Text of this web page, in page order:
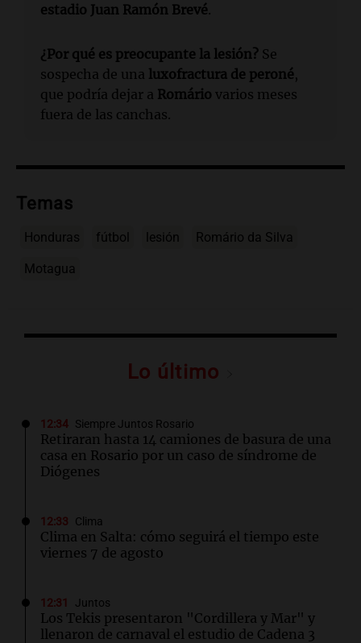
estadio Juan Ramón Brevé.
¿Por qué es preocupante la lesión? Se
sospecha de una luxofractura de peroné,
que podría dejar a Romário varios meses
fuera de las canchas.
Temas
Honduras fútbol lesión Romário da Silva
Motagua
Lo último
12:34 Siempre Juntos Rosario
Retiraran hasta 14 camiones de basura de una
casa en Rosario por un caso de síndrome de
Diógenes
12:33 Clima
Clima en Salta: cómo seguirá el tiempo este
viernes 7 de agosto
12:31 Juntos
Los Tekis presentaron "Cordillera y Mar" y
llenaron de carnaval el estudio de Cadena 3